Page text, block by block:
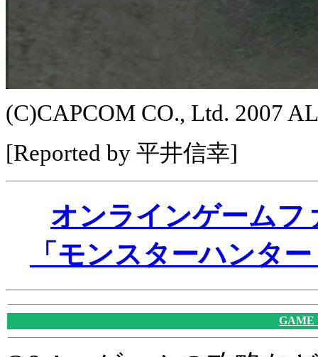
(C)CAPCOM CO., Ltd. 2007
[Reported by 平井信幸]
オンラインゲームフ
「モンスターハンタ
GAME